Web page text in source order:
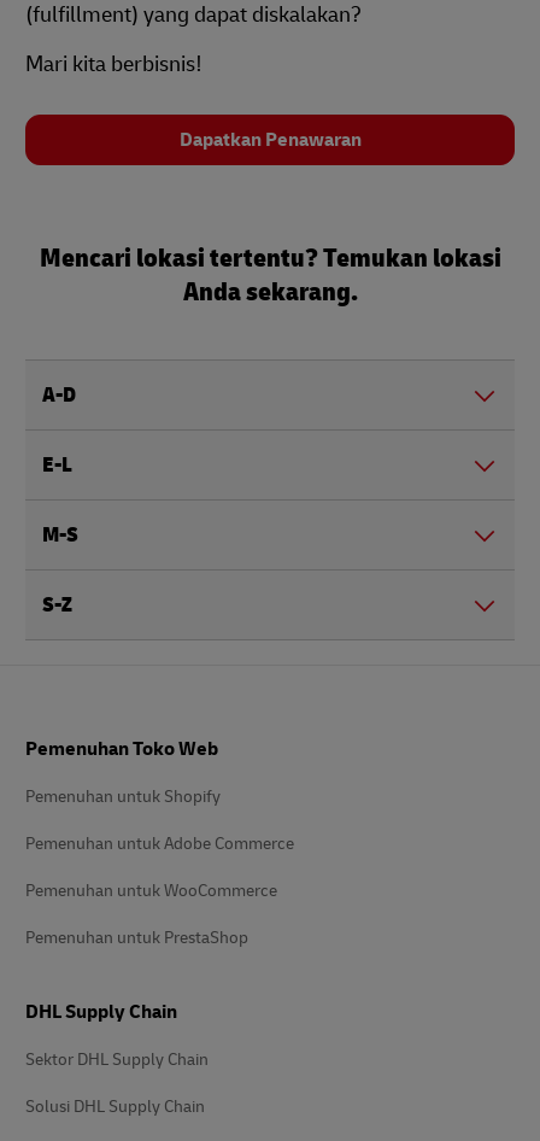
(fulfillment) yang dapat diskalakan?
Mari kita berbisnis!
Dapatkan Penawaran
Mencari lokasi tertentu? Temukan lokasi
Anda sekarang.
A-D
E-L
M-S
S-Z
Pemenuhan Toko Web
Pemenuhan untuk Shopify
Pemenuhan untuk Adobe Commerce
Pemenuhan untuk WooCommerce
Pemenuhan untuk PrestaShop
DHL Supply Chain
Sektor DHL Supply Chain
Solusi DHL Supply Chain